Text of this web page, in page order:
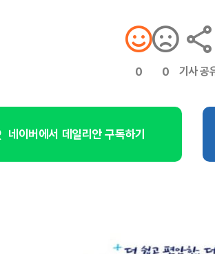
0 0 기사 공
네이버에서 데일리안 구독하기